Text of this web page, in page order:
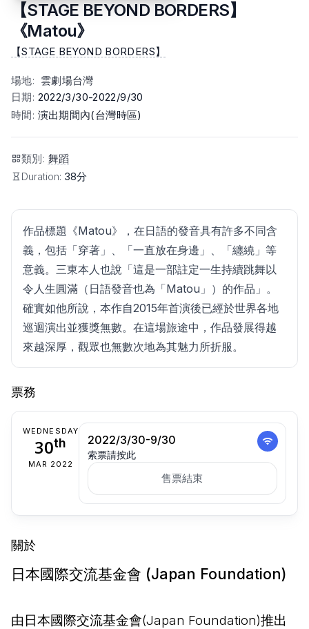
【STAGE BEYOND BORDERS】
《Matou》
【STAGE BEYOND BORDERS】
場地: 雲劇場台灣
日期: 2022/3/30-2022/9/30
時間: 演出期間內(台灣時區)
類別: 舞蹈
Duration: 38分
作品標題《Matou》，在日語的發音具有許多不同含
義，包括「穿著」、「一直放在身邊」、「纏繞」等
意義。三東本人也說「這是一部註定一生持續跳舞以
令人生圓滿（日語發音也為「Matou」）的作品」。
確實如他所說，本作自2015年首演後已經於世界各地
巡迴演出並獲獎無數。在這場旅途中，作品發展得越
來越深厚，觀眾也無數次地為其魅力所折服。
票務
WEDNESDAY
30th
MAR 2022
2022/3/30-9/30
索票請按此
售票結束
關於
日本國際交流基金會 (Japan Foundation)
由日本國際交流基金會(Japan Foundation)推出